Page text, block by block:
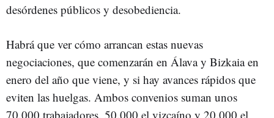
desórdenes públicos y desobediencia.
Habrá que ver cómo arrancan estas nuevas
negociaciones, que comenzarán en Álava y Bizkaia en
enero del año que viene, y si hay avances rápidos que
eviten las huelgas. Ambos convenios suman unos
70.000 trabajadores, 50.000 el vizcaíno y 20.000 el